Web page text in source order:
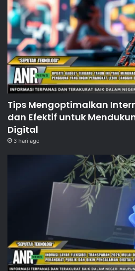
Tips Mengoptimalkan
dan Efektif untuk
Digital
3 hari ago